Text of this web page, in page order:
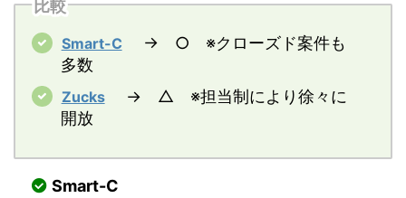
比較
Smart-C
→ ○ ※クローズド案件も
多数
Zucks
→ △ ※担当制により徐々に
開放
Smart-C